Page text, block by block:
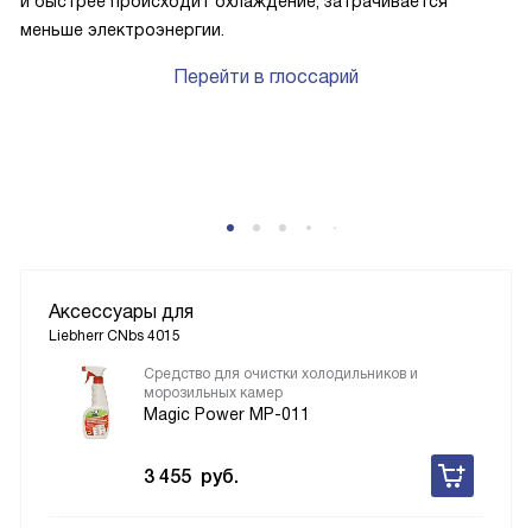
меньше электроэнергии.
Перейти в глоссарий
Аксессуары для
Liebherr CNbs 4015
Средство для очистки холодильников и
морозильных камер
Magic Power MP-011
3 455 руб.